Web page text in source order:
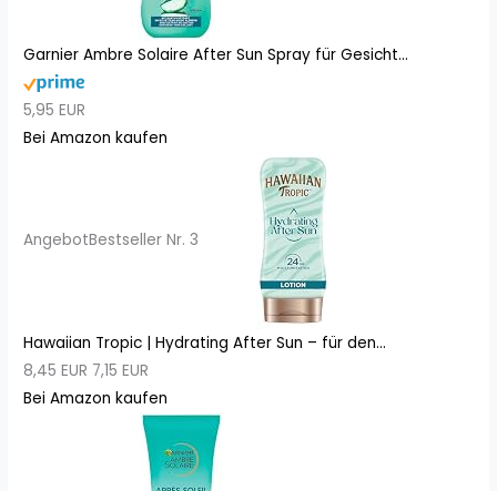
Garnier Ambre Solaire After Sun Spray für Gesicht...
5,95 EUR
Bei Amazon kaufen
AngebotBestseller Nr. 3
Hawaiian Tropic | Hydrating After Sun – für den...
8,45 EUR 7,15 EUR
Bei Amazon kaufen